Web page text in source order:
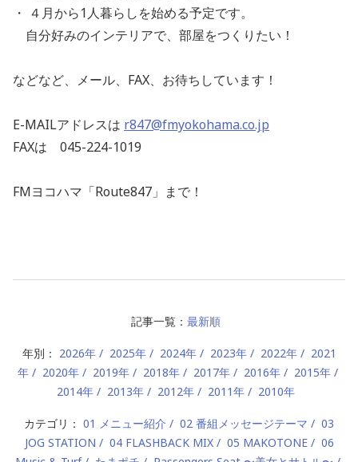
・ ４月から1人暮らしを始める予定です。
自分好みのインテリアで、部屋をつくりたい！
などなど、メール、FAX、お待ちしています！
E-MAILアドレスは r847@fmyokohama.co.jp
FAXは 045-224-1019
FMヨコハマ「Route847」まで！
記事一覧： 最新順
年別： 2026年 2025年 2024年 2023年 2022年
2021
年
2020年 2019年 2018年 2017年 2016年
2015年
2014年
2013年 2012年 2011年 2010年
カテゴリ： 01 メニュー紹介 02 番組メッセージテーマ
03
JOG STATION
04 FLASHBACK MIX 05 MAKOTONE
06